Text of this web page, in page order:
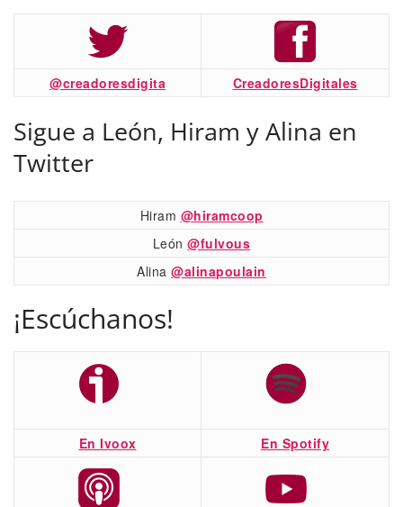
@creadoresdigita CreadoresDigitales
Sigue a León, Hiram y Alina en
Twitter
Hiram @hiramcoop
León@fulvous
Alina@alinapoulain
¡Escúchanos!
En Ivoox En Spotify